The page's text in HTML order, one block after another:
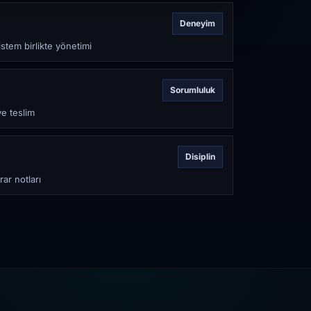
Deneyim
birlikte yönetimi
Sorumluluk
teslim
Disiplin
notları